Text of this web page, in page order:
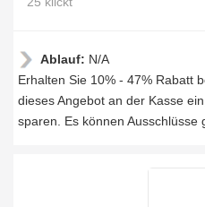
Ablauf: N/A
Erhalten Sie 10% - 47% Rabatt
dieses Angebot an der Kasse
sparen. Es können Ausschlüsse